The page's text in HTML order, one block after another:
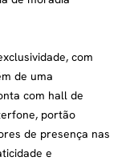
com
de uma
com hall de
portão
de presença nas
e